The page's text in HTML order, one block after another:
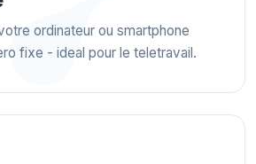
ordinateur ou smartphone
fixe - ideal pour le teletravail.